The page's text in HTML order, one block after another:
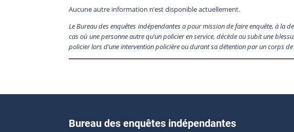
Aucune autre information n’est disponible actuellement.
Le Bureau des enquêtes indépendantes a pour mission de faire enquête, à la
cas où une personne autre qu’un policier en service, décède ou subit une
policier lors d’une intervention policière ou durant sa détention par un corps
Bureau des enquêtes indépendantes